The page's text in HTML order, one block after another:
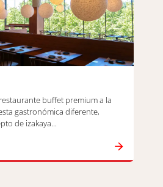
buffet premium a la
gastronómica diferente,
de izakaya...